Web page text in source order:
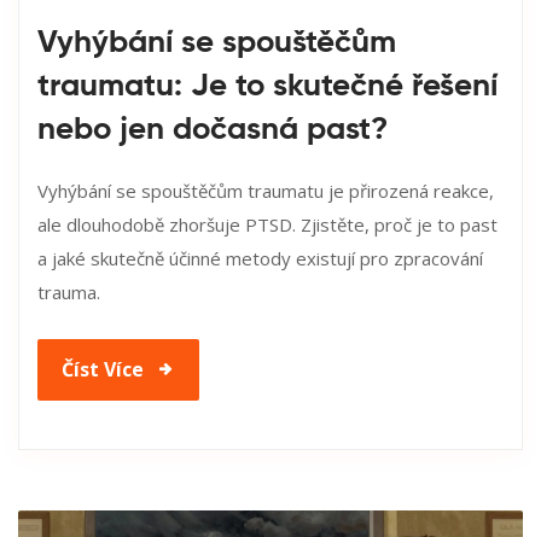
Vyhýbání se spouštěčům
traumatu: Je to skutečné řešení
nebo jen dočasná past?
Vyhýbání se spouštěčům traumatu je přirozená reakce,
ale dlouhodobě zhoršuje PTSD. Zjistěte, proč je to past
a jaké skutečně účinné metody existují pro zpracování
trauma.
Číst Více